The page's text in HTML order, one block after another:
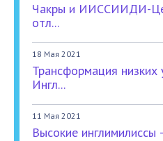
Чакры и ИИССИИДИ-
отл...
18 Мая 2021
Трансформация низких
Ингл...
11 Мая 2021
Высокие инглимилиссы